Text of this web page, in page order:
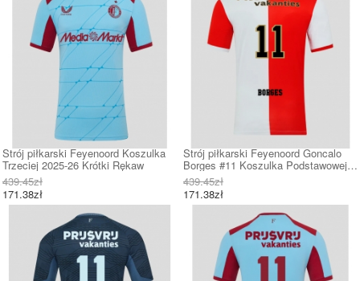
Strój piłkarski Feyenoord Koszulka
Trzeciej 2025-26 Krótki Rękaw
439.45zł
171.38zł
Strój piłkarski Feyenoord Goncalo
Borges #11 Koszulka Podstawowej
2025-26 Krótki Rękaw
439.45zł
171.38zł